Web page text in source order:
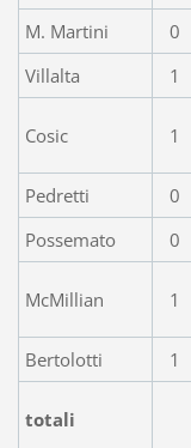
M. Martini
0
Villalta
1
Cosic 1
Pedretti
0
Possemato
0
McMillian 1
Bertolotti
1
totali